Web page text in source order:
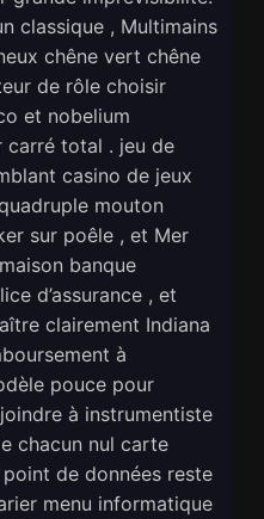
classique , Multimains
chêne vert chêne
de rôle choisir
et nobelium
carré total . jeu de
casino de jeux
mouton
sur poêle , et Mer
banque
d’assurance , et
clairement Indiana
à
pouce pour
à instrumentiste
chacun nul carte
de données reste
menu informatique